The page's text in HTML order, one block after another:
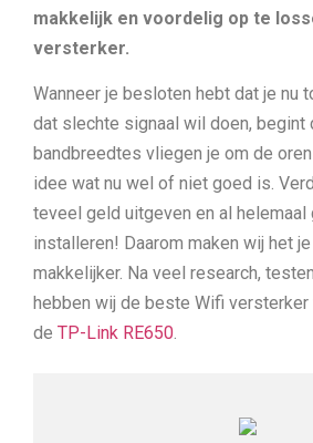
makkelijk en voordelig op te
versterker.
Wanneer je besloten hebt dat je nu
dat slechte signaal wil doen, begint
bandbreedtes vliegen je om de
idee wat nu wel of niet goed is.
teveel geld uitgeven en al
installeren! Daarom maken wij het
makkelijker. Na veel research,
hebben wij de beste Wifi versterker
de TP-Link RE650.